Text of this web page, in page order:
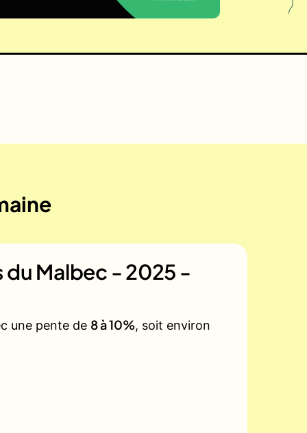
du Malbec - 2025 -
une pente de 8 à 10%, soit environ